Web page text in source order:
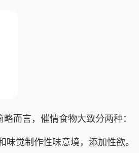
而言，催情食物大致分两种：
觉制作性味意境，添加性欲。